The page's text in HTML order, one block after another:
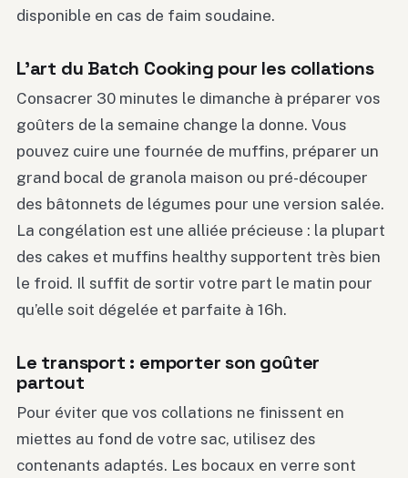
disponible en cas de faim soudaine.
L’art du Batch Cooking pour les collations
Consacrer 30 minutes le dimanche à préparer vos
goûters de la semaine change la donne. Vous
pouvez cuire une fournée de muffins, préparer un
grand bocal de granola maison ou pré-découper
des bâtonnets de légumes pour une version salée.
La congélation est une alliée précieuse : la plupart
des cakes et muffins healthy supportent très bien
le froid. Il suffit de sortir votre part le matin pour
qu’elle soit dégelée et parfaite à 16h.
Le transport : emporter son goûter
partout
Pour éviter que vos collations ne finissent en
miettes au fond de votre sac, utilisez des
contenants adaptés. Les bocaux en verre sont